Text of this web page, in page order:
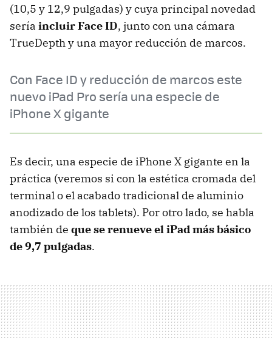
(10,5 y 12,9 pulgadas) y cuya principal novedad
sería incluir Face ID, junto con una cámara
TrueDepth y una mayor reducción de marcos.
Con Face ID y reducción de marcos este
nuevo iPad Pro sería una especie de
iPhone X gigante
Es decir, una especie de iPhone X gigante en la
práctica (veremos si con la estética cromada del
terminal o el acabado tradicional de aluminio
anodizado de los tablets). Por otro lado, se habla
también de que se renueve el iPad más básico
de 9,7 pulgadas.